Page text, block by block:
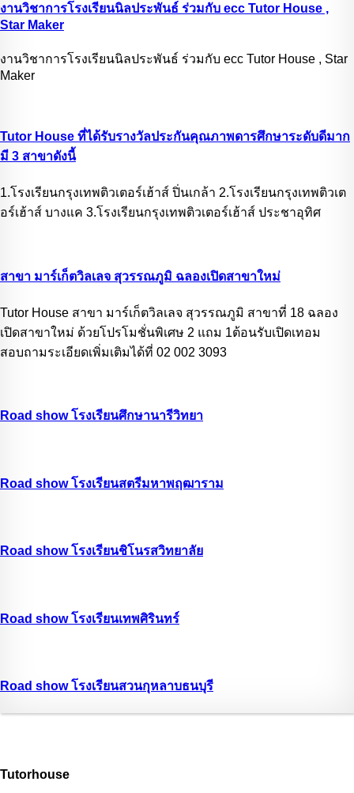
งานวิชาการโรงเรียนนิลประพันธ์ ร่วมกับ ecc Tutor House ,
Star Maker
งานวิชาการโรงเรียนนิลประพันธ์ ร่วมกับ ecc Tutor House , Star
Maker
Tutor House ที่ได้รับรางวัลประกันคุณภาพดารศึกษาระดับดีมาก
มี 3 สาขาดังนี้
1.โรงเรียนกรุงเทพติวเตอร์เฮ้าส์ ปิ่นเกล้า 2.โรงเรียนกรุงเทพติวเต
อร์เฮ้าส์ บางแค 3.โรงเรียนกรุงเทพติวเตอร์เฮ้าส์ ประชาอุทิศ
สาขา มาร์เก็ตวิลเลจ สุวรรณภูมิ ฉลองเปิดสาขาใหม่
Tutor House สาขา มาร์เก็ตวิลเลจ สุวรรณภูมิ สาขาที่ 18 ฉลอง
เปิดสาขาใหม่ ด้วยโปรโมชั่นพิเศษ 2 แถม 1ต้อนรับเปิดเทอม
สอบถามระเอียดเพิ่มเติมได้ที่ 02 002 3093
Road show โรงเรียนศึกษานารีวิทยา
Road show โรงเรียนสตรีมหาพฤฒาราม
Road show โรงเรียนชิโนรสวิทยาลัย
Road show โรงเรียนเทพศิรินทร์
Road show โรงเรียนสวนกุหลาบธนบุรี
Tutorhouse